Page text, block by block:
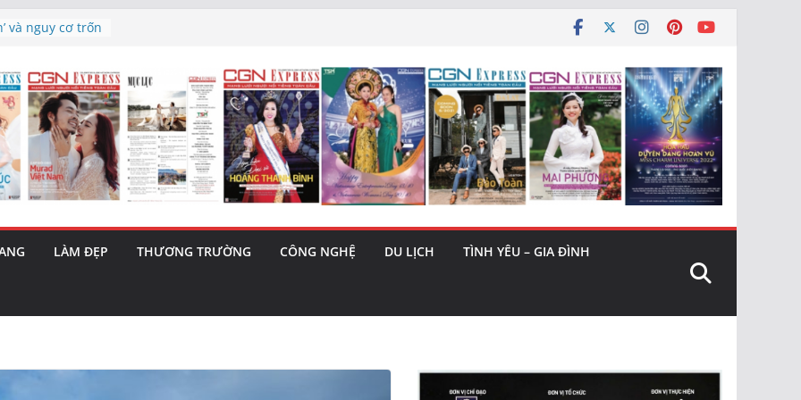
triết lý sống
mai”
phiên tăng
– 1 Cơ hội
cùng MTH
LÀM ĐẸP THƯƠNG TRƯỜNG CÔNG NGHỆ DU LỊCH TÌNH YÊU – GIA ĐÌNH